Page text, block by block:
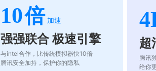
10倍 加速
强强联合 极速引擎
与intel合作，比传统模拟器快10倍
腾讯安全加持，保护你的隐私
超
腾讯
给你